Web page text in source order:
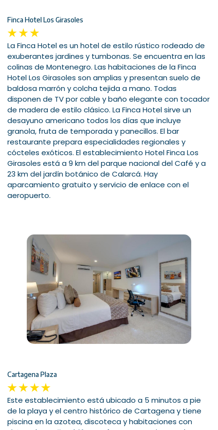
Finca Hotel Los Girasoles
La Finca Hotel es un hotel de estilo rústico rodeado de
exuberantes jardines y tumbonas. Se encuentra en las
colinas de Montenegro. Las habitaciones de la Finca
Hotel Los Girasoles son amplias y presentan suelo de
baldosa marrón y colcha tejida a mano. Todas
disponen de TV por cable y baño elegante con tocador
de madera de estilo clásico. La Finca Hotel sirve un
desayuno americano todos los días que incluye
granola, fruta de temporada y panecillos. El bar
restaurante prepara especialidades regionales y
cócteles exóticos. El establecimiento Hotel Finca Los
Girasoles está a 9 km del parque nacional del Café y a
23 km del jardín botánico de Calarcá. Hay
aparcamiento gratuito y servicio de enlace con el
aeropuerto.
Cartagena Plaza
Este establecimiento está ubicado a 5 minutos a pie
de la playa y el centro histórico de Cartagena y tiene
piscina en la azotea, discoteca y habitaciones con